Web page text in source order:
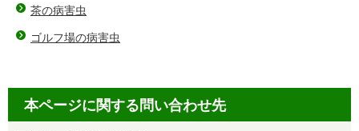
茶の病害虫
ゴルフ場の病害虫
本ページに関する問い合わせ先